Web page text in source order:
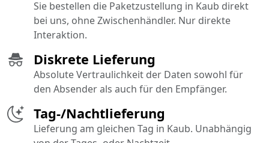
Diskrete Lieferung
Absolute Vertraulichkeit der Daten sowohl für
den Absender als auch für den Empfänger.
Tag-/Nachtlieferung
Lieferung am gleichen Tag in Kaub. Unabhängig
Sie bestellen die Paketzustellung in Kaub direkt
bei uns, ohne Zwischenhändler. Nur direkte
Interaktion.